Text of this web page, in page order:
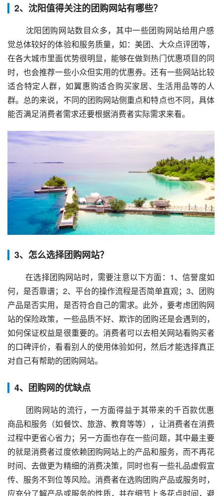
2、沈阳值得关注的团购网站有哪些？
觉总体较好的体验和服务质量，如：美团、大众点评团等，
在各大城市里面优势很明显，能够在做到热门优惠项目的同
时，也会推荐一些小众但实用的优惠券。还有一些网站比较
适合特定人群，如翼惠购适合购买家居、生活用品等的人
群。总的来说，不同的团购网站侧重点和特点也不同，具体
能否满足消费者需求还要根据消费者实际需求来看。
3、怎么选择团购网站？
在选择团购网站时，需要注意以下方面：1、信誉度如
何，是否靠谱；2、平台的操作流程是否简单直观；3、团购
产品是否实用，是否符合自己的需求。此外，要考虑团购网
站的保险政策，一些品质不好、欺诈的团购还是会遇到的，
如何保证权益是很重要的。消费者可以去相关网站看购买者
的口碑评价，看看别人的使用体验如何，然后才能选择真正
对自己有帮助的团购网站。
4、团购网的优缺点
商品和服务（如餐饮、旅游、教育等等），让消费者在消费
过程中更省心省力；另一方面也存在一些问题，其中最主要
的就是消费者过度依赖团购网站上的产品和服务，而不再花
时间、去做更为精细的消费决策，同时也有一些礼品虚假宣
传、服务不到位等风险。消费者在选购团购产品或服务时，
应充分了解产品或服务的性质，并在细节上多花点时间，避